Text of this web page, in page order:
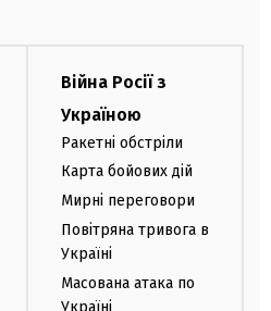
Війна Росії з
Україною
Ракетні обстріли
Карта бойових дій
Мирні переговори
Повітряна тривога в
Україні
Масована атака по
Україні